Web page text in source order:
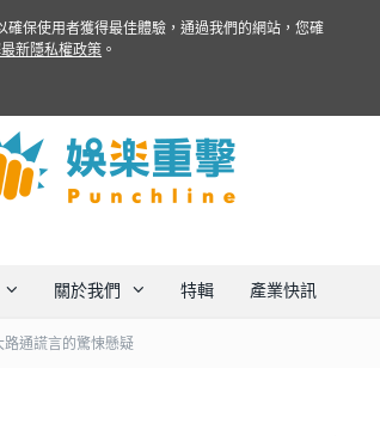
關於我們 特輯 產業快訊
路通謊言的驚悚懸疑
保使用者獲得最佳體驗，通過我們的網站，您確
最新隱私權政策 。